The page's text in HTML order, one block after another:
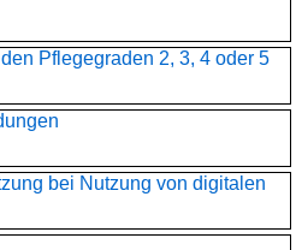
Pflegegraden 2, 3, 4 oder 5
bei Nutzung von digitalen